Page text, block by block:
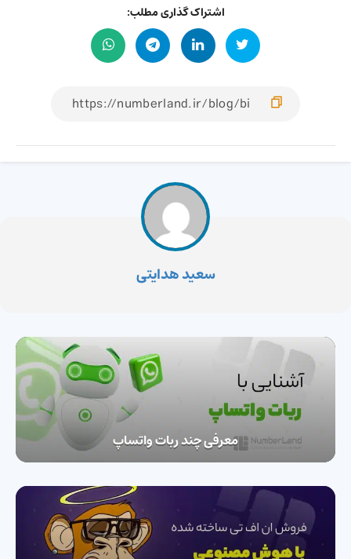
اشتراک گذاری مطلب:
سعید هدایتی
معرفی چند ربات واتساپ